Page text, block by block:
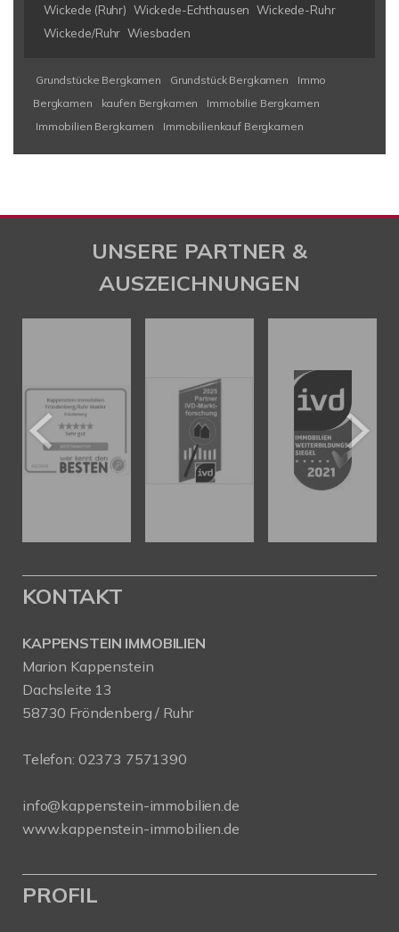
Wickede (Ruhr) Wickede-Echthausen Wickede-Ruhr
Wickede/Ruhr Wiesbaden
Grundstücke Bergkamen Grundstück Bergkamen
Immo
Bergkamen
kaufen Bergkamen
Immobilie Bergkamen
Immobilien Bergkamen
Immobilienkauf Bergkamen
UNSERE PARTNER &
AUSZEICHNUNGEN
KONTAKT
KAPPENSTEIN IMMOBILIEN
Marion Kappenstein
Dachsleite 13
58730 Fröndenberg / Ruhr
Telefon: 02373 7571390
info@kappenstein-immobilien.de
www.kappenstein-immobilien.de
PROFIL